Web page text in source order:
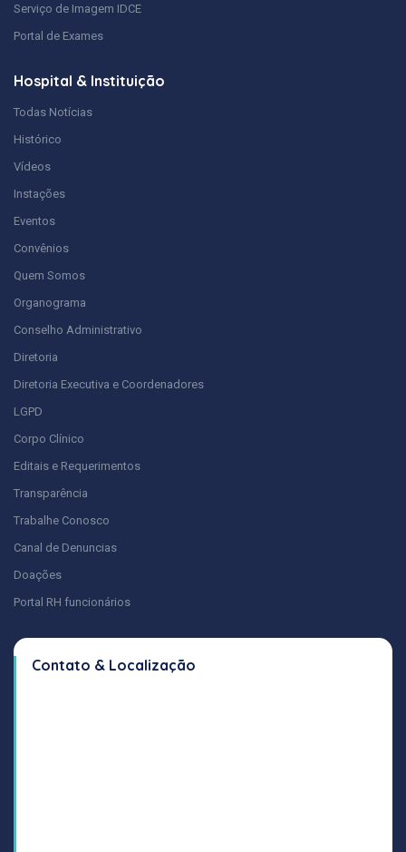
Serviço de Imagem IDCE
Portal de Exames
Hospital & Instituição
Todas Notícias
Histórico
Vídeos
Instações
Eventos
Convênios
Quem Somos
Organograma
Conselho Administrativo
Diretoria
Diretoria Executiva e Coordenadores
LGPD
Corpo Clínico
Editais e Requerimentos
Transparência
Trabalhe Conosco
Canal de Denuncias
Doações
Portal RH funcionários
Contato & Localização